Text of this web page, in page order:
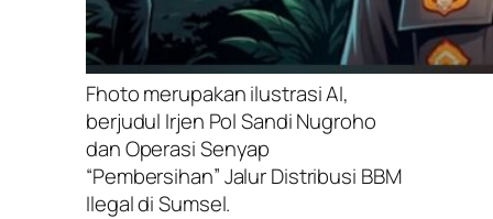
Fhoto merupakan ilustrasi AI,
berjudul Irjen Pol Sandi Nugroho
dan Operasi Senyap
“Pembersihan” Jalur Distribusi BBM
Ilegal di Sumsel.